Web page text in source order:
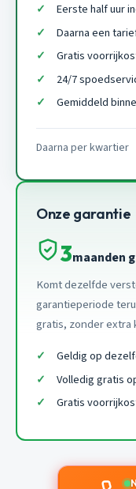
Eerste half uur
Daarna een
Gratis
24/7
Gemiddeld
Daarna per kwartier
Onze garantie
3maanden
Komt dezelfde
garantieperiode
gratis, zonder extra
Geldig op
Volledig gratis
Gratis